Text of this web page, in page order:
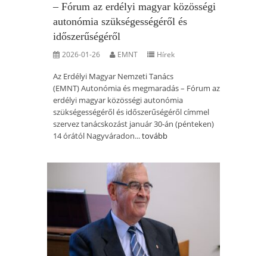
– Fórum az erdélyi magyar közösségi
autonómia szükségességéről és
időszerűségéről
2026-01-26 EMNT Hírek
Az Erdélyi Magyar Nemzeti Tanács
(EMNT) Autonómia és megmaradás – Fórum az
erdélyi magyar közösségi autonómia
szükségességéről és időszerűségéről címmel
szervez tanácskozást január 30-án (pénteken)
14 órától Nagyváradon...tovább